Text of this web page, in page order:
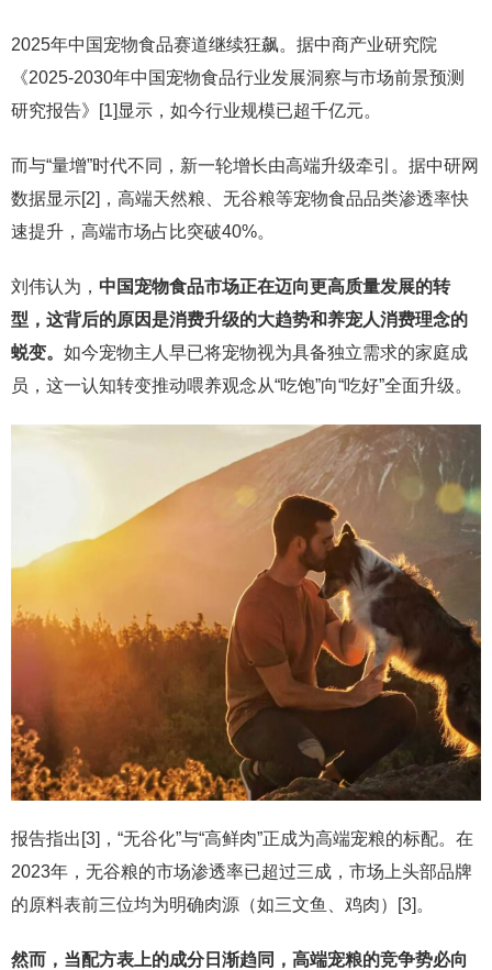
2025年中国宠物食品赛道继续狂飙。据中商产业研究院
《2025-2030年中国宠物食品行业发展洞察与市场前景预测
研究报告》[1]显示，如今行业规模已超千亿元。
而与“量增”时代不同，新一轮增长由高端升级牵引。据中研网
数据显示[2]，高端天然粮、无谷粮等宠物食品品类渗透率快
速提升，高端市场占比突破40%。
刘伟认为， 中国宠物食品市场正在迈向更高质量发展的转
型，这背后的原因是消费升级的大趋势和养宠人消费理念的
蜕变。 如今宠物主人早已将宠物视为具备独立需求的家庭成
员，这一认知转变推动喂养观念从“吃饱”向“吃好”全面升级。
报告指出[3]，“无谷化”与“高鲜肉”正成为高端宠粮的标配。在
2023年，无谷粮的市场渗透率已超过三成，市场上头部品牌
的原料表前三位均为明确肉源（如三文鱼、鸡肉）[3]。
然而，当配方表上的成分日渐趋同，高端宠粮的竞争势必向